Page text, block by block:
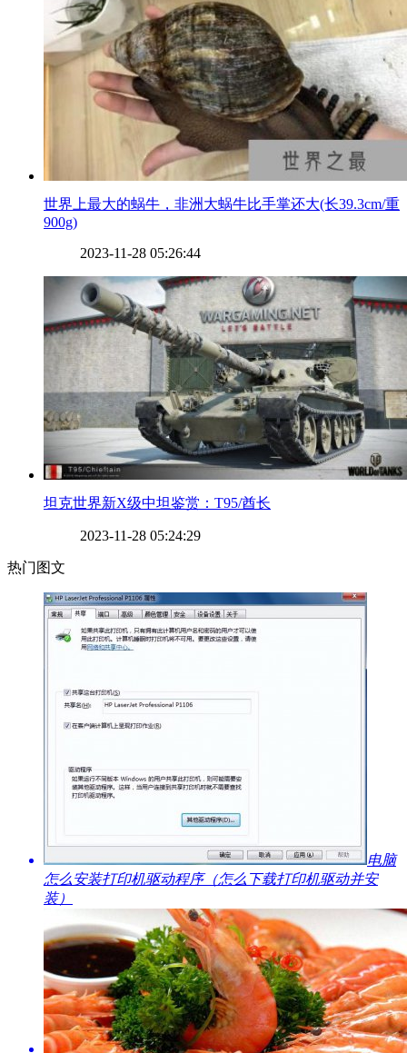
​世界上最大的蜗牛，非洲大蜗牛比手掌还大(长39.3cm/重
900g)
2023-11-28 05:26:44
​坦克世界新X级中坦鉴赏：T95/酋长
2023-11-28 05:24:29
热门图文
​电脑
怎么安装打印机驱动程序（怎么下载打印机驱动并安
装）